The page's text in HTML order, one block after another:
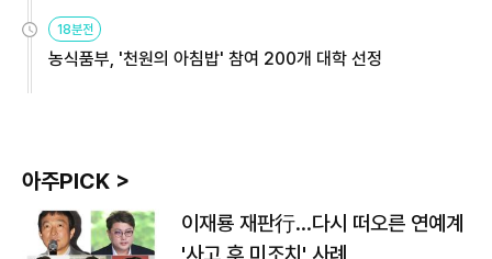
원
18분전
농식품부, '천원의 아침밥' 참여 200개 대학 선정
아주PICK >
이재룡 재판行…다시 떠오른 연예계